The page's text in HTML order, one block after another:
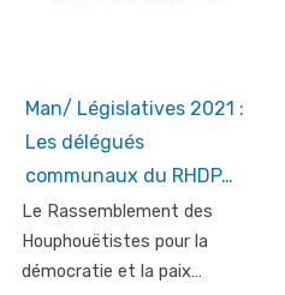
Man/ Législatives 2021 :
Les délégués
communaux du RHDP…
Le Rassemblement des
Houphouëtistes pour la
démocratie et la paix…